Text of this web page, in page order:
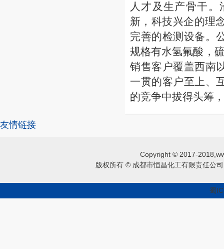
人才及生产骨干
新，科技兴企的理
完善的检测设备。
规格有水氢氟酸，
销售客户覆盖西南
一贯的客户至上、
的竞争中拔得头筹
友情链接
Copyright © 2017-
版权所有 © 成都市恒昌化工有限责任公
蜀